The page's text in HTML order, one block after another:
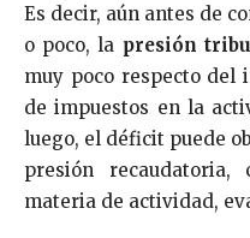
Es decir, aún antes de
o poco, la presión
muy poco respecto del
de impuestos en la
luego, el déficit puede
presión
materia de actividad,